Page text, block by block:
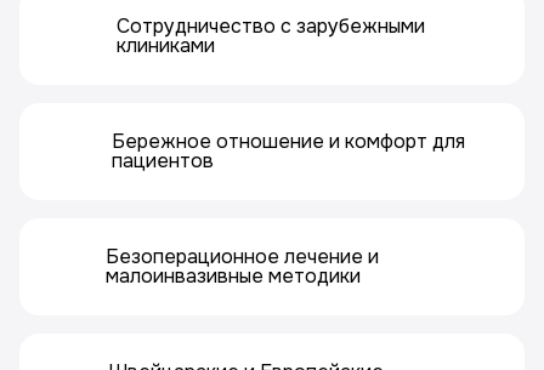
Сотрудничество с зарубежными
клиниками
Бережное отношение и комфорт для
пациентов
Безоперационное лечение и
малоинвазивные методики